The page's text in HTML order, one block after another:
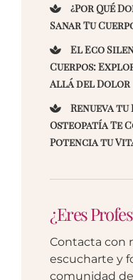
¿Por Qué
Sanar Tu
El Eco
Cuerpos:
Allá del Dolor
Renueva tu
Osteopatía Te
Potencia tu
¿Eres
Contacta con
escucharte y
comunidad